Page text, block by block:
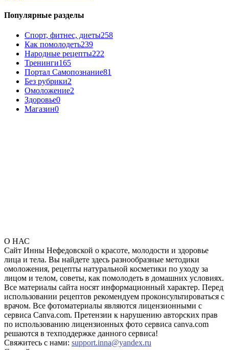
Популярные разделы
Спорт, фитнес, диеты258
Как помолодеть239
Народные рецепты222
Тренинги165
Портал Самопознание81
Без рубрики2
Омоложение2
Здоровье0
Магазин0
О НАС
Сайт Инны Нефедовской о красоте, молодости и здоровье
лица и тела. Вы найдете здесь разнообразные методики
омоложения, рецепты натуральной косметики по уходу за
лицом и телом, советы, как помолодеть в домашних условиях.
Все материалы сайта носят информационный характер. Перед
использовании рецептов рекомендуем проконсультироваться с
врачом. Все фотоматериалы являются лицензионными с
сервиса Canva.com. Претензии к нарушению авторских прав
по использованию лицензионных фото сервиса canva.com
решаются в техподдержке данного сервиса!
Свяжитесь с нами: support.inna@yandex.ru